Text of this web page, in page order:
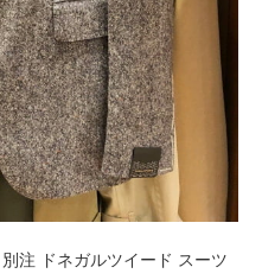
注 ドネガルツイード スーツ